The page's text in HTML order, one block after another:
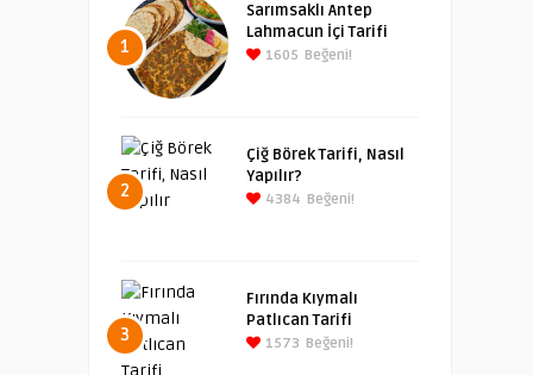
1
Sarımsaklı Antep
Lahmacun İçi Tarifi
1605 Beğeni!
2
Çiğ Börek Tarifi, Nasıl
Yapılır?
4384 Beğeni!
3
Fırında Kıymalı
Patlıcan Tarifi
1573 Beğeni!